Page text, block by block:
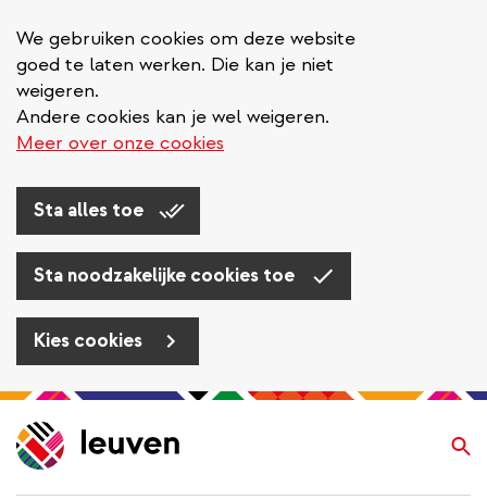
We gebruiken cookies om deze website
goed te laten werken. Die kan je niet
weigeren.
Andere cookies kan je wel weigeren.
Meer over onze cookies
Sta alles toe
Sta noodzakelijke cookies toe
Kies cookies
Overslaan
en
naar